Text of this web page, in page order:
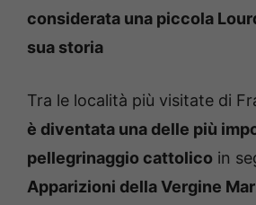
considerata una piccola
sua storia
Tra le località più visitate di
è diventata una delle più
pellegrinaggio cattolico in
Apparizioni della Vergine